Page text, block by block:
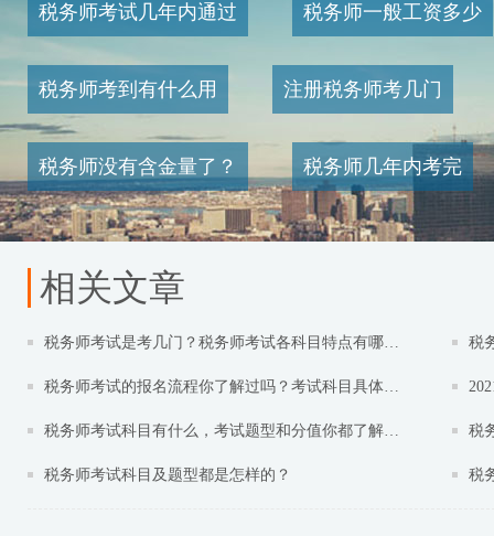
税务师考试几年内通过 税务师一般工资多少
税务师考到有什么用 注册税务师考几门
税务师没有含金量了？ 税务师几年内考完
相关文章
税务师考试是考几门？税务师考试各科目特点有哪些？ 税
税务师考试的报名流程你了解过吗？考试科目具体是哪些？
税务师考试科目有什么，考试题型和分值你都了解吗？ 税
税务师考试科目及题型都是怎样的？ 税